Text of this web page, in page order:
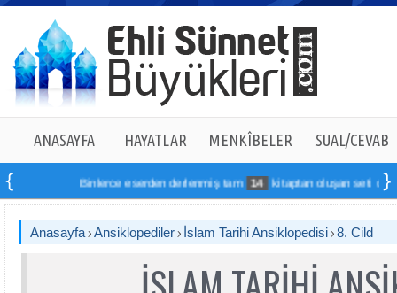
ANASAYFA HAYATLAR MENKÎBELER SUAL/CEVAB
Binlerce eserden derlenmiş tam 14 kitaptan oluşan seti online
Anasayfa Ansiklopediler İslam Tarihi Ansiklopedisi 8. Cild